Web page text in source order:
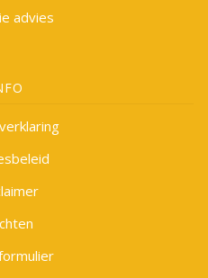
advies